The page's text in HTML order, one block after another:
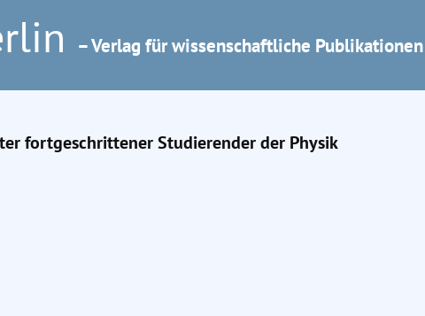
– Verlag für wissenschaftliche Publikationen
fortgeschrittener Studierender der Physik